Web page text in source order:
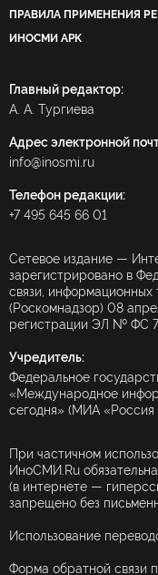
ПРАВИЛА ПРИМЕНЕНИЯ
ИНОСМИ APK
Главный редактор:
А. А. Тургиева
Адрес электронной
info@inosmi.ru
Телефон редакции:
+7 495 645 66 01
Сетевое издание —
зарегистрировано в
связи, информационных
(Роскомнадзор) 08
регистрации ЭЛ № ФС
Учредитель:
Федеральное
«Международное
сегодня» (МИА «Россия
При частичном
ИноСМИ.Ru обязательна
(в интернете —
запрещено без
Использование
Форма обратной связи